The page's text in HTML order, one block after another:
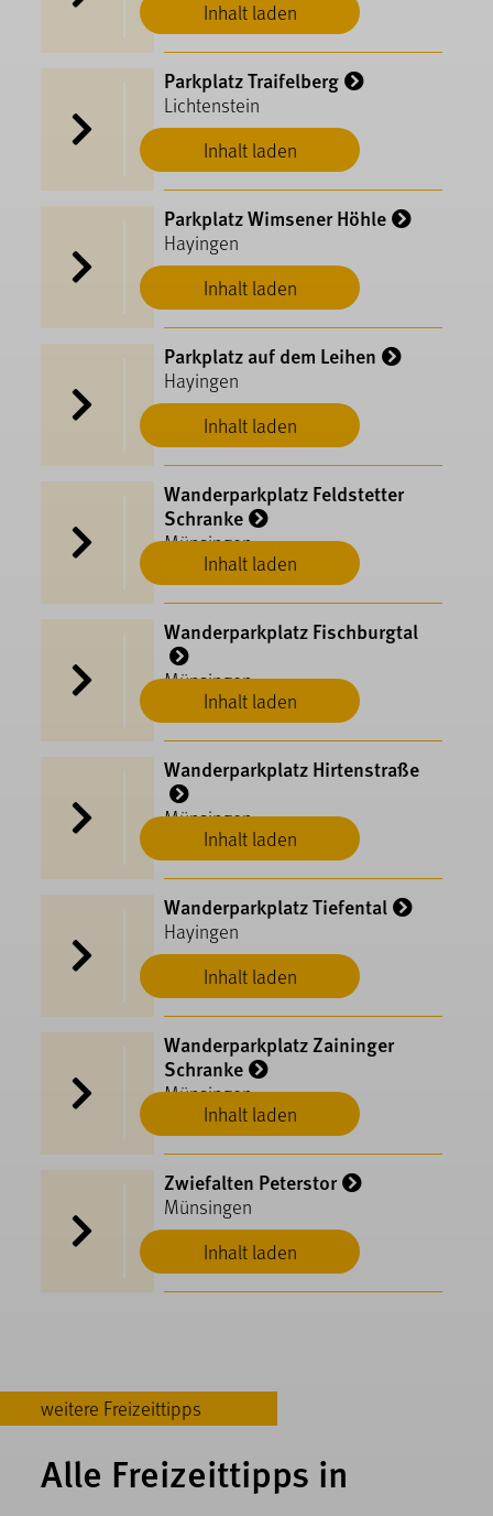
Inhalt laden
Inhalt laden
Parkplatz Traifelberg
Lichtenstein
Inhalt laden
Parkplatz Wimsener Höhle
Hayingen
Inhalt laden
Parkplatz auf dem Leihen
Hayingen
Inhalt laden
Wanderparkplatz Feldstetter
Schranke
Münsingen
Inhalt laden
Wanderparkplatz Fischburgtal
Münsingen
Inhalt laden
Wanderparkplatz Hirtenstraße
Münsingen
Inhalt laden
Wanderparkplatz Tiefental
Hayingen
Inhalt laden
Wanderparkplatz Zaininger
Schranke
Münsingen
Inhalt laden
Zwiefalten Peterstor
Münsingen
weitere Freizeittipps
Alle Freizeittipps in